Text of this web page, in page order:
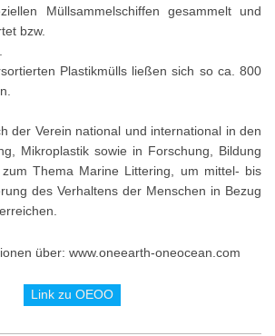
Müllsammelschiffen gesammelt und
bzw.
Plastikmülls ließen sich so ca. 800
der Verein national und international in den
Mikroplastik sowie in Forschung, Bildung
Thema Marine Littering, um mittel- bis
des Verhaltens der Menschen in Bezug
über: www.oneearth-oneocean.com
Link zu OEOO